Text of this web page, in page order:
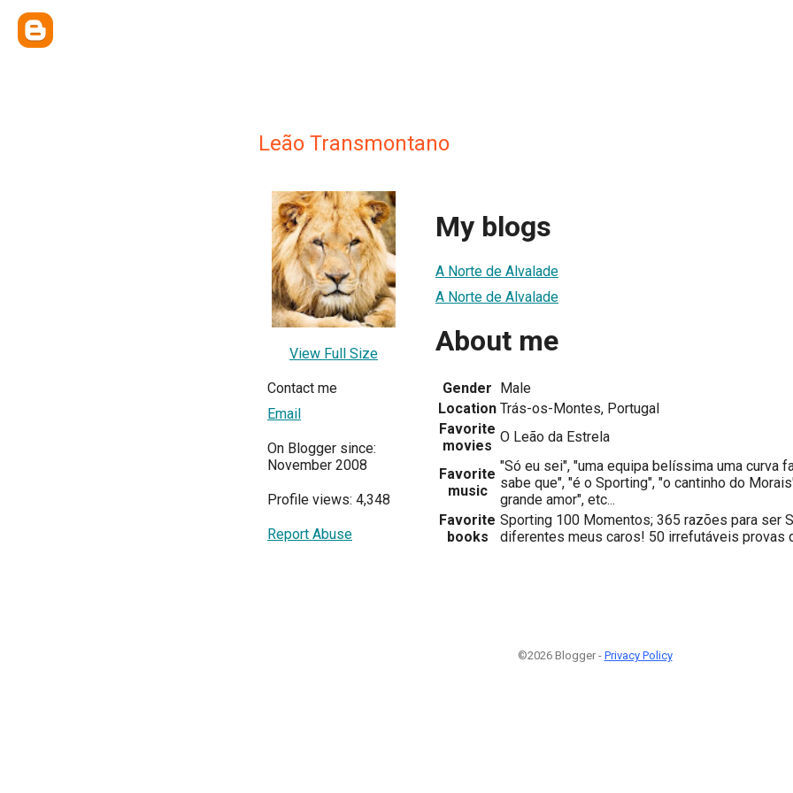
Leão Transmontano
View Full Size
Contact me
Email
On Blogger since:
November 2008
Profile views: 4,348
Report Abuse
My blogs
A Norte de Alvalade
A Norte de Alvalade
About me
Gender Male
Location Trás-os-Montes, Portugal
Favorite
movies
O Leão da Estrela
Favorite
music
"Só eu sei", "uma equipa belíssima uma curva
sabe que", "é o Sporting", "o cantinho do
grande amor", etc...
Favorite
books
Sporting 100 Momentos; 365 razões para ser
diferentes meus caros! 50 irrefutáveis provas
©2026 Blogger - Privacy Policy